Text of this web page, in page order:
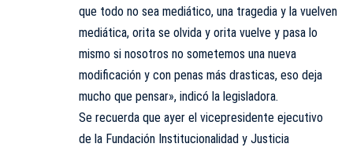
que todo no sea mediático, una tragedia y la vuelven
mediática, orita se olvida y orita vuelve y pasa lo
mismo si nosotros no sometemos una nueva
modificación y con penas más drasticas, eso deja
mucho que pensar», indicó la legisladora.
Se recuerda que ayer el vicepresidente ejecutivo
de la Fundación Institucionalidad y Justicia